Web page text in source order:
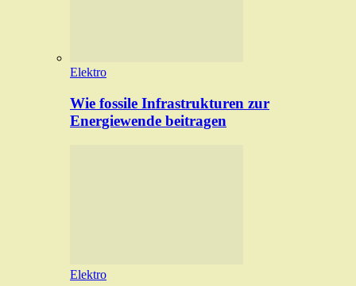
Elektro
Wie fossile Infrastrukturen zur
Energiewende beitragen
Elektro